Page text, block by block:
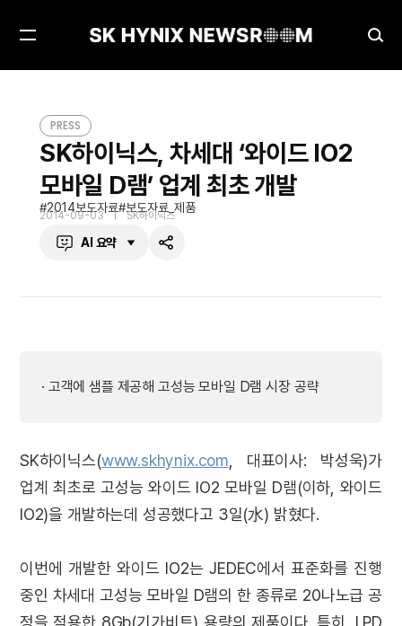
검
색
메
PRESS
SK하이닉스, 차세대 ‘와이드 IO2
모바일 D램’ 업계 최초 개발
2014보도자료 보도자료_제품
2014-09-03 SK하이닉스
AI 요약
공
· 고객에 샘플 제공해 고성능 모바일 D램 시장 공략
SK하이닉스(www.skhynix.com , 대표이사: 박성욱)가
업계 최초로 고성능 와이드 IO2 모바일 D램(이하, 와이드
IO2)을 개발하는데 성공했다고 3일(水) 밝혔다.
이번에 개발한 와이드 IO2는 JEDEC에서 표준화를 진행
중인 차세대 고성능 모바일 D램의 한 종류로 20나노급 공
정을 적용한 8Gb(기가비트) 용량의 제품이다. 특히, LPD